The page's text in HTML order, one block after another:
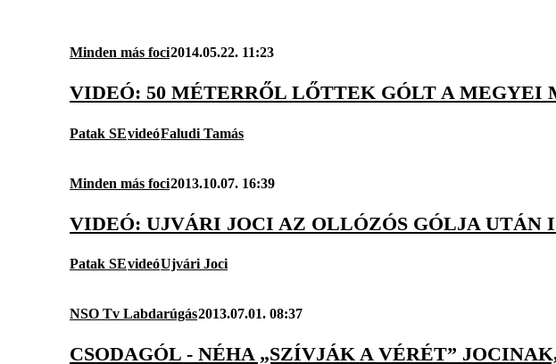
Minden más foci2014.05.22. 11:23
VIDEÓ: 50 MÉTERRŐL LŐTTEK GÓLT A MEGYEI
Patak SEvideóFaludi Tamás
Minden más foci2013.10.07. 16:39
VIDEÓ: UJVÁRI JOCI AZ OLLÓZÓS GÓLJA UTÁN
Patak SEvideóUjvári Joci
NSO Tv Labdarúgás2013.07.01. 08:37
CSODAGÓL - NÉHA „SZÍVJÁK A VÉRÉT”